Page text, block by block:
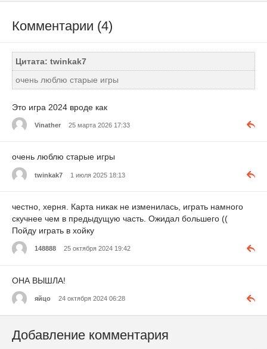
Комментарии (4)
Цитата: twinkak7
очень люблю старые игры
Это игра 2024 вроде как
Vinather 25 марта 2026 17:33
очень люблю старые игры
twinkak7 1 июля 2025 18:13
честно, херня. Карта никак не изменилась, играть намного
скучнее чем в предыдущую часть. Ожидал большего ((
Пойду играть в хойку
148888 25 октября 2024 19:42
ОНА ВЫШЛА!
яйцо 24 октября 2024 06:28
Добавление комментария